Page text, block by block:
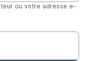
ou votre adresse e-